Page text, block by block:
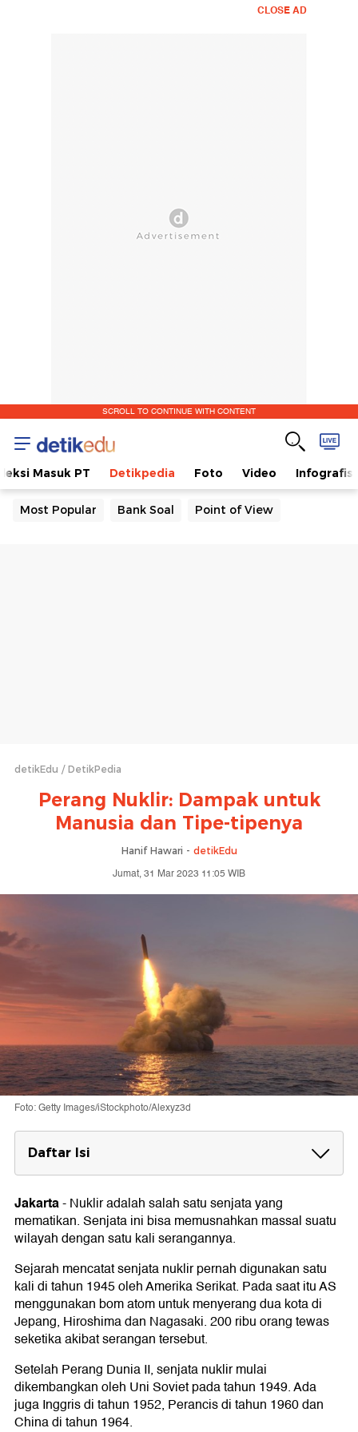
CLOSE AD
SCROLL TO CONTINUE WITH CONTENT
Masuk PT Detikpedia Foto Video Infografis
Most Popular Bank Soal Point of View
detikEdu DetikPedia
Perang Nuklir: Dampak untuk
Manusia dan Tipe-tipenya
Hanif Hawari - detikEdu
Jumat, 31 Mar 2023 11:05 WIB
Foto: Getty Images/iStockphoto/Alexyz3d
Daftar Isi
Dampak Perang Nuklir
Tipe Perang Nuklir
Perang Nuklir Terbatas
Perang Nuklir Penuh
Jakarta-Nuklir adalah salah satu senjata yang
mematikan. Senjata ini bisa memusnahkan massal suatu
wilayah dengan satu kali serangannya.
Sejarah mencatat senjata nuklir pernah digunakan satu
kali di tahun 1945 oleh Amerika Serikat. Pada saat itu AS
menggunakan bom atom untuk menyerang dua kota di
Jepang, Hiroshima dan Nagasaki. 200 ribu orang tewas
seketika akibat serangan tersebut.
Setelah Perang Dunia II, senjata nuklir mulai
dikembangkan oleh Uni Soviet pada tahun 1949. Ada
juga Inggris di tahun 1952, Perancis di tahun 1960 dan
China di tahun 1964.